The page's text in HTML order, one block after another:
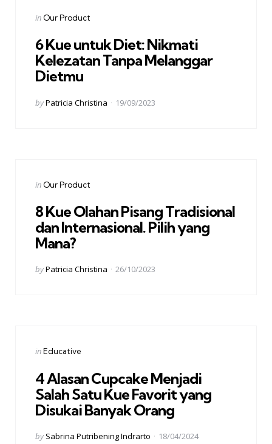
Categories
Posted
in Our Product
6 Kue untuk Diet: Nikmati
Kelezatan Tanpa Melanggar
Dietmu
Posted
byPatricia Christina 19/09/2023
Categories
Posted
in Our Product
8 Kue Olahan Pisang Tradisional
dan Internasional. Pilih yang
Mana?
Posted
byPatricia Christina 26/10/2023
Categories
Posted
inEducative
4 Alasan Cupcake Menjadi
Salah Satu Kue Favorit yang
Disukai Banyak Orang
Posted
by Sabrina Putribening Indrarto 18/04/2024